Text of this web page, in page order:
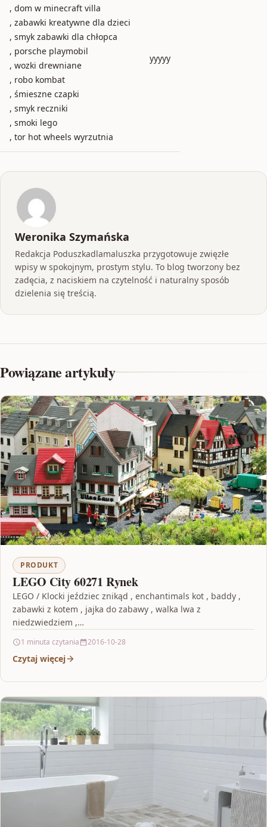
, dom w minecraft villa
, zabawki kreatywne dla dzieci
, smyk zabawki dla chłopca
, porsche playmobil
, wozki drewniane
, robo kombat
, śmieszne czapki
, smyk reczniki
, smoki lego
, tor hot wheels wyrzutnia
yyyyy
Weronika Szymańska
Redakcja Poduszkadlamaluszka przygotowuje zwięzłe
wpisy w spokojnym, prostym stylu. To blog tworzony bez
zadęcia, z naciskiem na czytelność i naturalny sposób
dzielenia się treścią.
Powiązane artykuły
PRODUKT
LEGO City 60271 Rynek
LEGO / Klocki jeździec znikąd , enchantimals kot , baddy ,
zabawki z kotem , jajka do zabawy , walka lwa z
niedzwiedziem ,…
1 minuta czytania 2016-10-28
Czytaj więcej